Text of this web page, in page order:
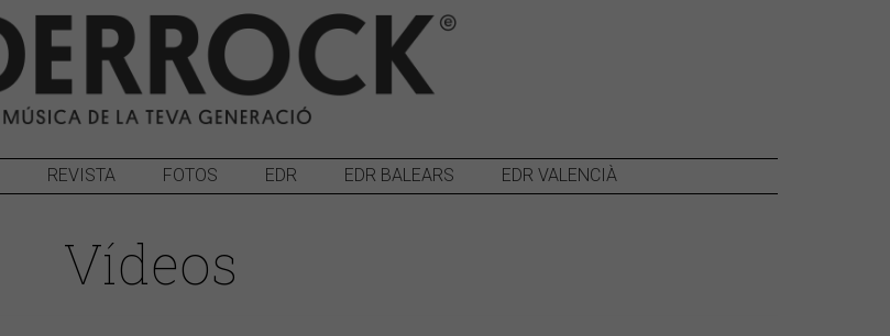
REVISTA FOTOS EDR EDR BALEARS EDR VALENCIÀ
Vídeos